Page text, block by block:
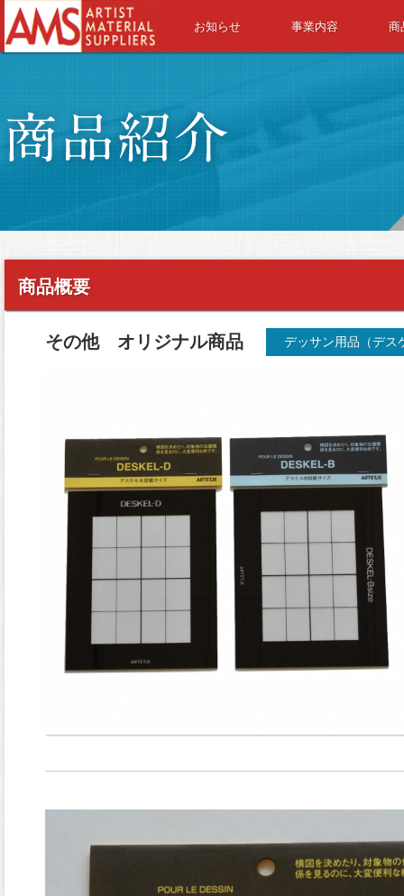
お知らせ 事業内容 商
商品概要
その他 オリジナル商品 デッサン用品（デス